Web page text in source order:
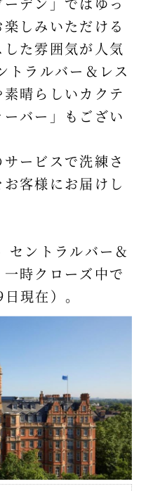
しみいただける
た雰囲気が人気
トラルバー＆レス
晴らしいカクテ
バー」もござい
ービスで洗練さ
客様にお届けし
セントラルバー＆
時クローズ中で
現在）。